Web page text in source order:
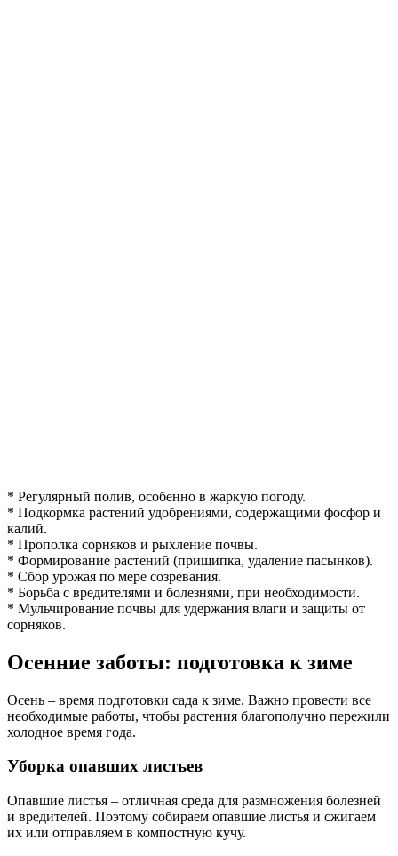
* Регулярный полив, особенно в жаркую погоду.
* Подкормка растений удобрениями, содержащими фосфор и
калий.
* Прополка сорняков и рыхление почвы.
* Формирование растений (прищипка, удаление пасынков).
* Сбор урожая по мере созревания.
* Борьба с вредителями и болезнями, при необходимости.
* Мульчирование почвы для удержания влаги и защиты от
сорняков.
Осенние заботы: подготовка к зиме
Осень – время подготовки сада к зиме. Важно провести все
необходимые работы, чтобы растения благополучно пережили
холодное время года.
Уборка опавших листьев
Опавшие листья – отличная среда для размножения болезней
и вредителей. Поэтому собираем опавшие листья и сжигаем
их или отправляем в компостную кучу.